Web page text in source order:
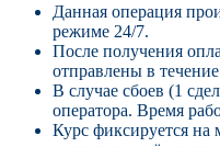
Данная операция
режиме 24/7.
После получения
отправлены в
В случае сбоев (1
оператора. Время
Курс фиксируется на